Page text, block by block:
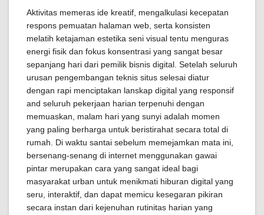
Aktivitas memeras ide kreatif, mengalkulasi kecepatan
respons pemuatan halaman web, serta konsisten
melatih ketajaman estetika seni visual tentu menguras
energi fisik dan fokus konsentrasi yang sangat besar
sepanjang hari dari pemilik bisnis digital. Setelah seluruh
urusan pengembangan teknis situs selesai diatur
dengan rapi menciptakan lanskap digital yang responsif
and seluruh pekerjaan harian terpenuhi dengan
memuaskan, malam hari yang sunyi adalah momen
yang paling berharga untuk beristirahat secara total di
rumah. Di waktu santai sebelum memejamkan mata ini,
bersenang-senang di internet menggunakan gawai
pintar merupakan cara yang sangat ideal bagi
masyarakat urban untuk menikmati hiburan digital yang
seru, interaktif, dan dapat memicu kesegaran pikiran
secara instan dari kejenuhan rutinitas harian yang